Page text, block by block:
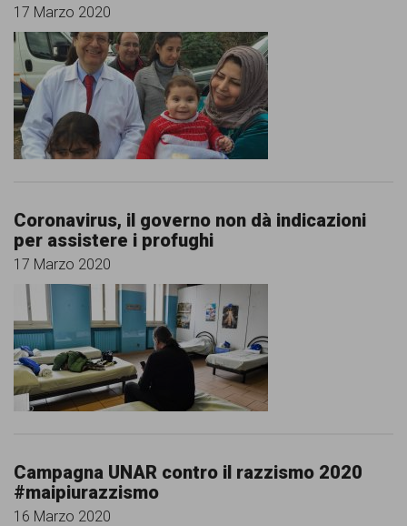
17 Marzo 2020
Coronavirus, il governo non dà indicazioni
per assistere i profughi
17 Marzo 2020
Campagna UNAR contro il razzismo 2020
#maipiurazzismo
16 Marzo 2020